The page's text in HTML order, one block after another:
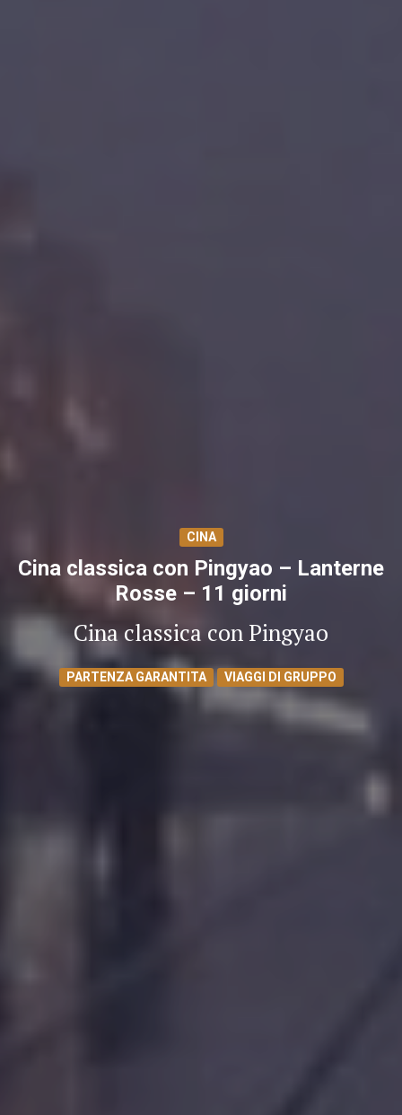
CINA
Cina classica con Pingyao – Lanterne
Rosse – 11 giorni
Cina classica con Pingyao
PARTENZA GARANTITA VIAGGI DI GRUPPO